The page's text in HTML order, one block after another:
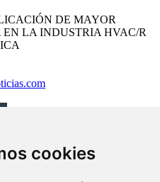
cookies
DE MAYOR
LA INDUSTRIA HVAC/R